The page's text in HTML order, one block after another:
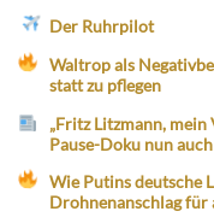
Der Ruhrpilot
Waltrop als
statt zu pflegen
„Fritz Litzmann, mein
Pause-Doku nun
Wie Putins deutsche
Drohnenanschlag für